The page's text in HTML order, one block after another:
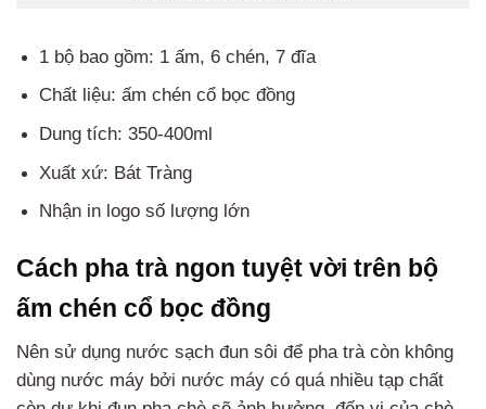
1 bộ bao gồm: 1 ấm, 6 chén, 7 đĩa
Chất liệu: ấm chén cổ bọc đồng
Dung tích: 350-400ml
Xuất xứ: Bát Tràng
Nhận in logo số lượng lớn
Cách pha trà ngon tuyệt vời trên bộ
ấm chén cổ bọc đồng
Nên sử dụng nước sạch đun sôi để pha trà còn không
dùng nước máy bởi nước máy có quá nhiều tạp chất